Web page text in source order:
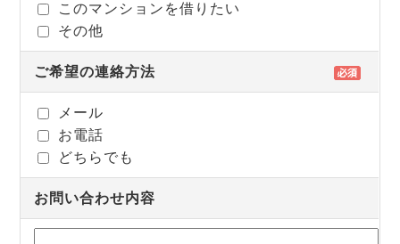
このマンションを借りたい
その他
ご希望の連絡方法
メール
お電話
どちらでも
お問い合わせ内容